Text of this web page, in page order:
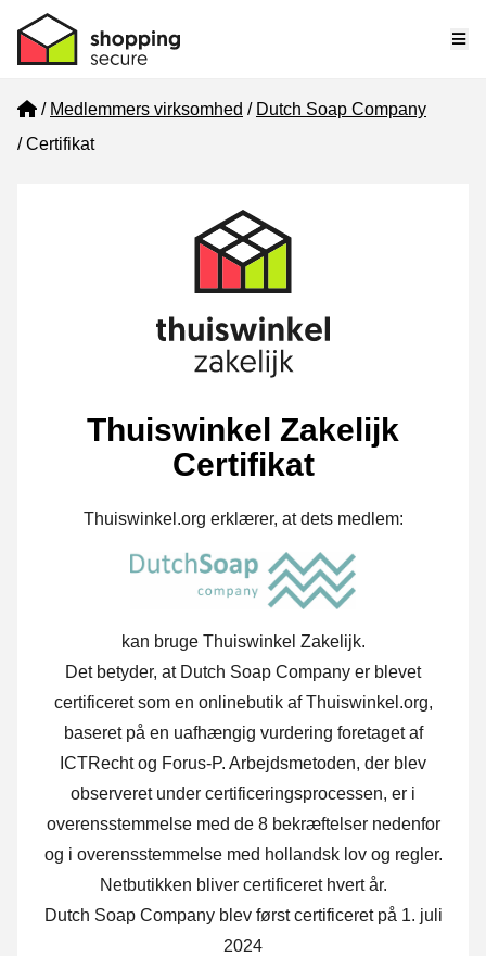
Home
Medlemmers virksomhed
Dutch Soap Company
Certifikat
Thuiswinkel Zakelijk
Certifikat
Thuiswinkel.org erklærer, at dets medlem:
kan bruge Thuiswinkel Zakelijk.
Det betyder, at Dutch Soap Company er blevet
certificeret som en onlinebutik af Thuiswinkel.org,
baseret på en uafhængig vurdering foretaget af
ICTRecht og Forus-P. Arbejdsmetoden, der blev
observeret under certificeringsprocessen, er i
overensstemmelse med de 8 bekræftelser nedenfor
og i overensstemmelse med hollandsk lov og regler.
Netbutikken bliver certificeret hvert år.
Dutch Soap Company blev først certificeret på 1. juli
2024